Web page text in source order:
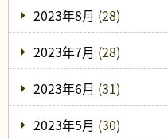
2023年8月 (28)
2023年7月 (28)
2023年6月 (31)
2023年5月 (30)